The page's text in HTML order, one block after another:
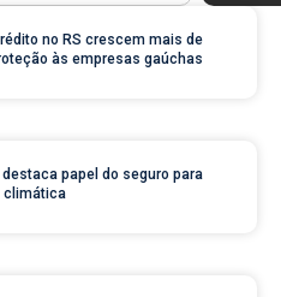
no RS crescem mais de
às empresas gaúchas
papel do seguro para
climática